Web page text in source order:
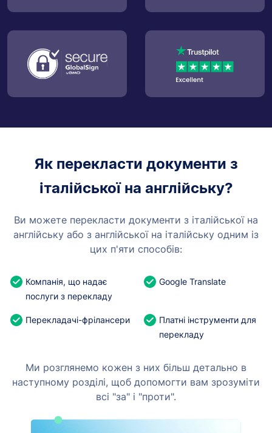
Як перекласти документи з
італійської на англійську?
Ви можете перекласти документи з італійської на
англійську або з англійської на італійську одним із
цих п'яти способів:
Компанія, що надає
послуги з перекладу
Google Translate
Перекладачі-фрілансери
Платні інструменти для
перекладу
Ми розглянемо кожен з них більш детально в
наступному розділі, щоб допомогти вам зрозуміти
всі "за" і "проти".